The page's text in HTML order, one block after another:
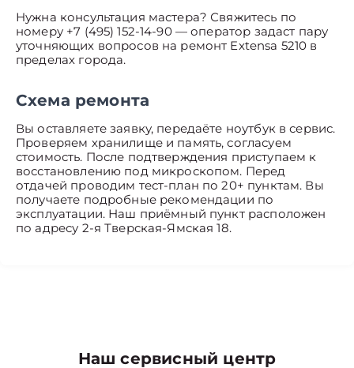
Нужна консультация мастера? Свяжитесь по
номеру +7 (495) 152-14-90 — оператор задаст пару
уточняющих вопросов на ремонт Extensa 5210 в
пределах города.
Схема ремонта
Вы оставляете заявку, передаёте ноутбук в сервис.
Проверяем хранилище и память, согласуем
стоимость. После подтверждения приступаем к
восстановлению под микроскопом. Перед
отдачей проводим тест-план по 20+ пунктам. Вы
получаете подробные рекомендации по
эксплуатации. Наш приёмный пункт расположен
по адресу 2-я Тверская-Ямская 18.
Наш сервисный центр